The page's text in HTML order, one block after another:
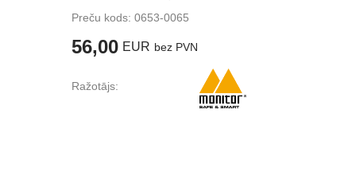
Preču kods: 0653-0065
56,00 EUR bez PVN
Ražotājs: